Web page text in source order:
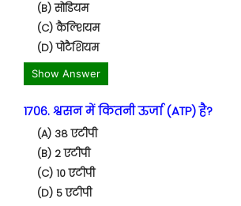
(B) सोडियम
(C) कैल्शियम
(D) पोटैशियम
Show Answer
1706. श्वसन में कितनी ऊर्जा (ATP) है?
(A) 38 एटीपी
(B) 2 एटीपी
(C) 10 एटीपी
(D) 5 एटीपी